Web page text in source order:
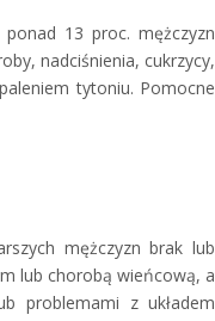
13 proc. mężczyzn
nadciśnienia, cukrzycy,
tytoniu. Pomocne
mężczyzn brak lub
lub chorobą wieńcową, a
problemami z układem